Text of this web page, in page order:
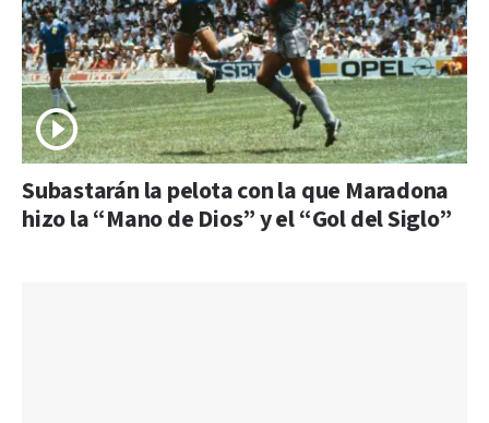
Subastarán la pelota con la que Maradona
hizo la “Mano de Dios” y el “Gol del Siglo”